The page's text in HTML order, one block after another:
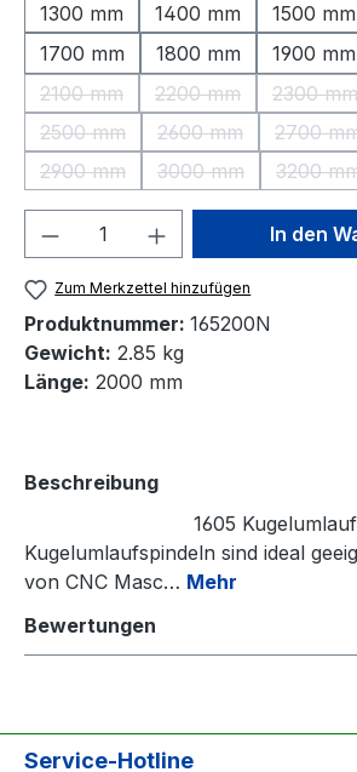
1300 mm
1400 mm 1500 mm
1700 mm
1800 mm 1900 mm
2100 mm
(Diese Option ist zurzeit nicht
2200 mm
(Diese Option ist
2300 mm
2500 mm
(Diese Option ist zurzeit nicht
2600 mm
(Diese Option ist
2700
2900 mm
(Diese Option ist zurzeit nicht
3000 mm
(Diese Option ist
3200
Produkt Anzahl: GibIn den
Zum Merkzettel hinzufügen
Produktnummer: 165200N
Gewicht: 2.85 kg
Länge: 2000 mm
Beschreibung
1605
Kugelumlaufspindeln sind ideal
von CNC Masc… Mehr
Bewertungen
Service-Hotline